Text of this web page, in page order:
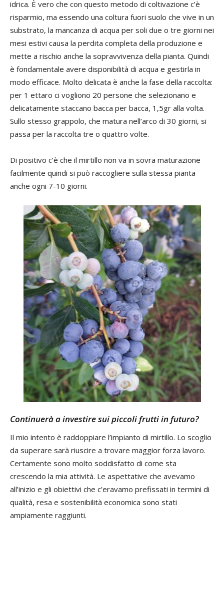
idrica. È vero che con questo metodo di coltivazione c’è
risparmio, ma essendo una coltura fuori suolo che vive in un
substrato, la mancanza di acqua per soli due o tre giorni nei
mesi estivi causa la perdita completa della produzione e
mette a rischio anche la sopravvivenza della pianta. Quindi
è fondamentale avere disponibilità di acqua e gestirla in
modo efficace. Molto delicata è anche la fase della raccolta:
per 1 ettaro ci vogliono 20 persone che selezionano e
delicatamente staccano bacca per bacca, 1,5gr alla volta.
Sullo stesso grappolo, che matura nell’arco di 30 giorni, si
passa per la raccolta tre o quattro volte.
Di positivo c’è che il mirtillo non va in sovra maturazione
facilmente quindi si può raccogliere sulla stessa pianta
anche ogni 7-10 giorni.
Continuerà a investire sui piccoli frutti in futuro?
Il mio intento è raddoppiare l’impianto di mirtillo. Lo scoglio
da superare sarà riuscire a trovare maggior forza lavoro.
Certamente sono molto soddisfatto di come sta
crescendo la mia attività. Le aspettative che avevamo
all’inizio e gli obiettivi che c’eravamo prefissati in termini di
qualità, resa e sostenibilità economica sono stati
ampiamente raggiunti.